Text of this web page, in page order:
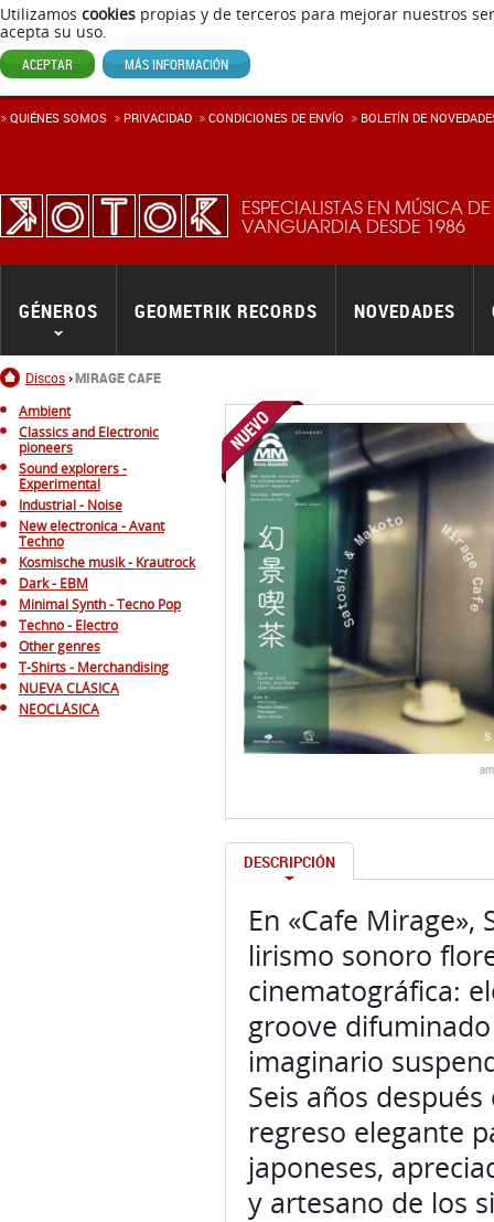
Utilizamos cookies propias y de terceros para mejorar nuestros
acepta su uso.
ACEPTAR MÁS INFORMACIÓN
ESPECIALISTAS EN MÚSICA DE
VANGUARDIA DESDE 1986
Inicio
Discos MIRAGE CAFE
GÉNEROS GEOMETRIK RECORDS NOVEDADES
QUIÉNES SOMOS PRIVACIDAD CONDICIONES DE ENVÍ­O BOLETÍN DE
Ambient
Classics and Electronic
pioneers
Sound explorers -
Experimental
Industrial - Noise
New electronica - Avant
Techno
Kosmische musik - Krautrock
Dark - EBM
Minimal Synth - Tecno Pop
Techno - Electro
Other genres
T-Shirts - Merchandising
NUEVA CLÁSICA
NEOCLÁSICA
DESCRIPCIÓN
En «Cafe
lirismo sonoro
cinematográfica:
groove
imaginario
Seis años
regreso elegante
japoneses,
y artesano de los